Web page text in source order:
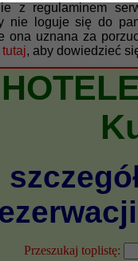
z regulaminem
nie loguje się do
ona uznana za
, aby dowiedzieć
Przeszukaj toplistę: